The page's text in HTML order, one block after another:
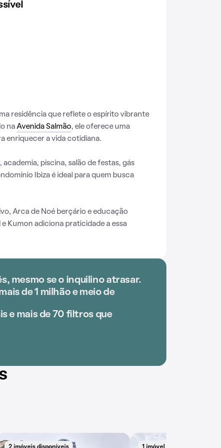
residência que reflete o espírito vibrante
na Avenida Salmão, ele oferece uma
enriquecer a vida cotidiana.
piscina, salão de festas, gás
Ibiza é ideal para quem busca
Arca de Noé berçário e educação
Kumon adiciona praticidade a essa
mesmo se o inquilino atrasar.
de 1 milhão e meio de
e mais de 70 filtros que
2 imóveis disponíveis 1 imóvel disponível